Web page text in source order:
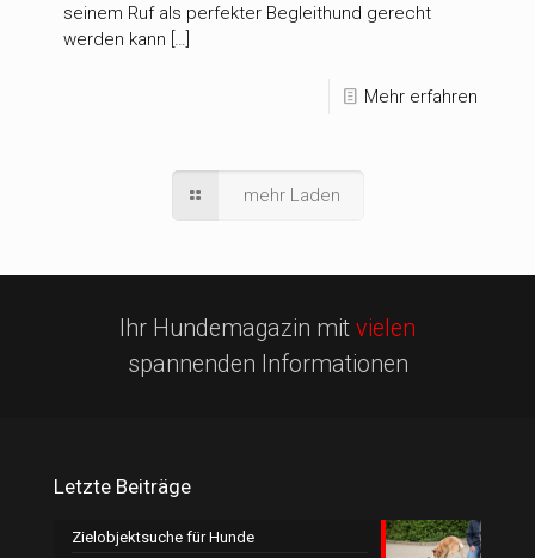
seinem Ruf als perfekter Begleithund gerecht
werden kann […]
Mehr erfahren
mehr Laden
Ihr Hundemagazin mit vielen
spannenden Informationen
Letzte Beiträge
Zielobjektsuche für Hunde